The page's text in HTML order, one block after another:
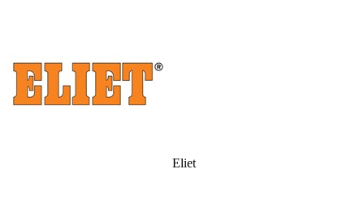
Eliet